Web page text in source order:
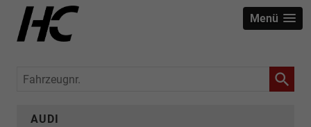
Menü
Fahrzeugnr.
AUDI